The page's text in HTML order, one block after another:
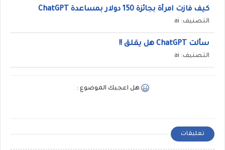
كيف فازت امرأة بجائزة 150 دولار بمساعدة ChatGPT
التصنيف: ai
سألت ChatGPT هل يقلق !!
التصنيف: ai
هل اعجبك الموضوع :
تعليقات